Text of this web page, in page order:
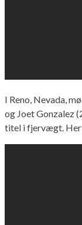
I Reno, Nevada,
og Joet Gonzalez
titel i fjervægt. Her